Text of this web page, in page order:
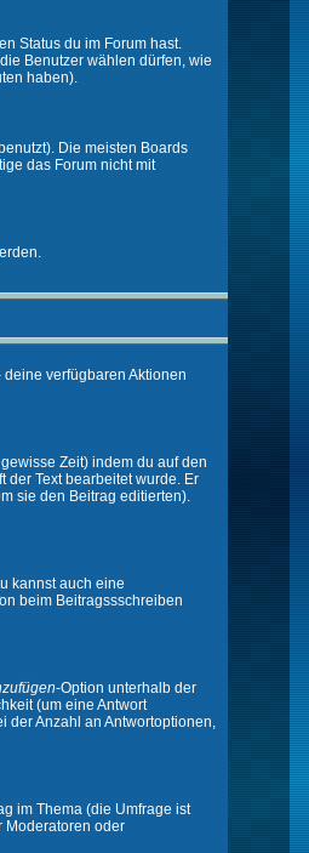
Status du im Forum hast.
Benutzer wählen dürfen, wie
haben).
Die meisten Boards
das Forum nicht mit
verfügbaren Aktionen
Zeit) indem du auf den
der Text bearbeitet wurde. Er
sie den Beitrag editierten).
kannst auch eine
beim Beitragssschreiben
-Option unterhalb der
(um eine Antwort
der Anzahl an Antwortoptionen,
im Thema (die Umfrage ist
Moderatoren oder